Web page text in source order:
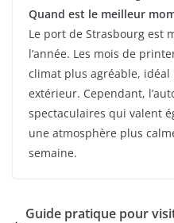
Quand est le meilleur
Le port de Strasbourg est
l’année. Les mois de
climat plus agréable, idéal
extérieur. Cependant,
spectaculaires qui valent
une atmosphère plus
semaine.
Guide pratique pour